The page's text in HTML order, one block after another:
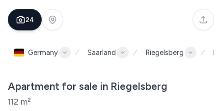
24
Germany Saarland Riegelsberg
Apartment for sale in Riegelsberg
112 m²